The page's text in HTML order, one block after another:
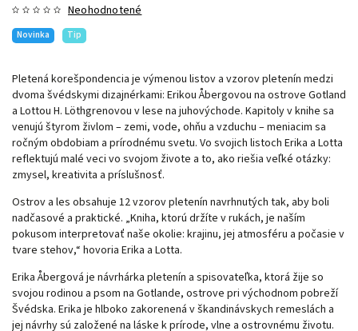
Novinka Tip
Neohodnotené
Pletená korešpondencia je výmenou listov a vzorov pletenín medzi
dvoma švédskymi dizajnérkami: Erikou Åbergovou na ostrove Gotland
a Lottou H. Löthgrenovou v lese na juhovýchode. Kapitoly v knihe sa
venujú štyrom živlom – zemi, vode, ohňu a vzduchu – meniacim sa
ročným obdobiam a prírodnému svetu. Vo svojich listoch Erika a Lotta
reflektujú malé veci vo svojom živote a to, ako riešia veľké otázky:
zmysel, kreativita a príslušnosť.
Ostrov a les obsahuje 12 vzorov pletenín navrhnutých tak, aby boli
nadčasové a praktické. „Kniha, ktorú držíte v rukách, je naším
pokusom interpretovať naše okolie: krajinu, jej atmosféru a počasie v
tvare stehov,“ hovoria Erika a Lotta.
Erika Åbergová je návrhárka pletenín a spisovateľka, ktorá žije so
svojou rodinou a psom na Gotlande, ostrove pri východnom pobreží
Švédska. Erika je hlboko zakorenená v škandinávskych remeslách a
jej návrhy sú založené na láske k prírode, vlne a ostrovnému životu.